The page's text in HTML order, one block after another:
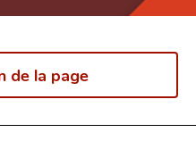
de la page